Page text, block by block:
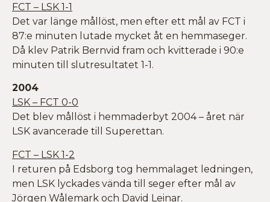
FCT – LSK 1-1
Det var länge mållöst, men efter ett mål av FCT i
87:e minuten lutade mycket åt en hemmaseger.
Då klev Patrik Bernvid fram och kvitterade i 90:e
minuten till slutresultatet 1-1.
2004
LSK – FCT 0-0
Det blev mållöst i hemmaderbyt 2004 – året när
LSK avancerade till Superettan.
FCT – LSK 1-2
I returen på Edsborg tog hemmalaget ledningen,
men LSK lyckades vända till seger efter mål av
Jörgen Wålemark och David Leinar.